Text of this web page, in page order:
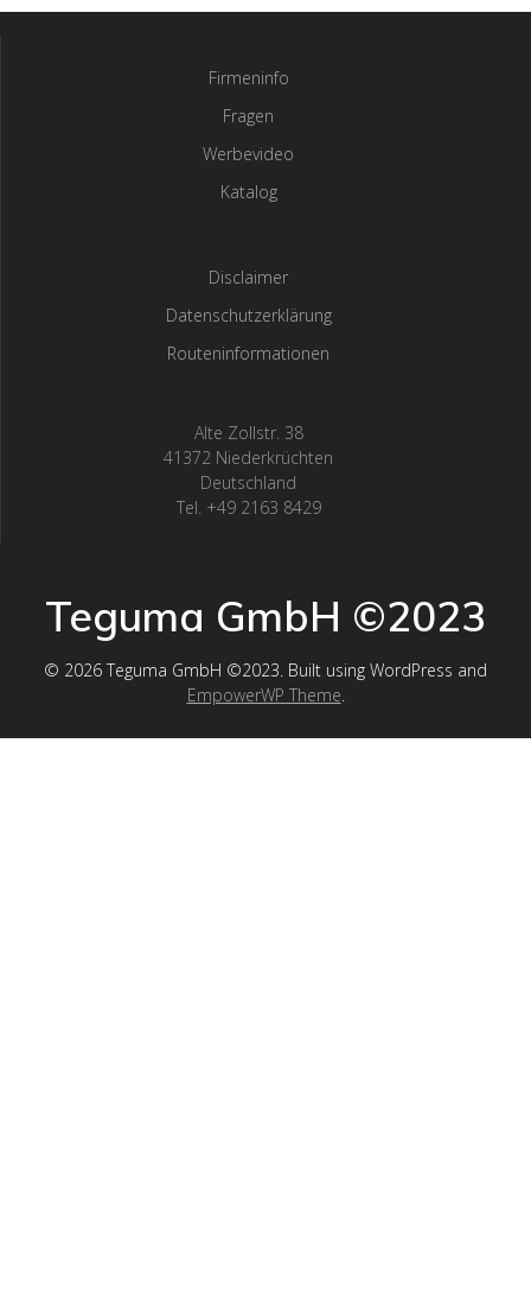
Firmeninfo
Fragen
Werbevideo
Katalog
Disclaimer
Datenschutzerklärung
Routeninformationen
Alte Zollstr. 38
41372 Niederkrüchten
Deutschland
Tel. +49 2163 8429
Teguma GmbH ©2023
© 2026 Teguma GmbH ©2023. Built using WordPress and
EmpowerWP Theme.